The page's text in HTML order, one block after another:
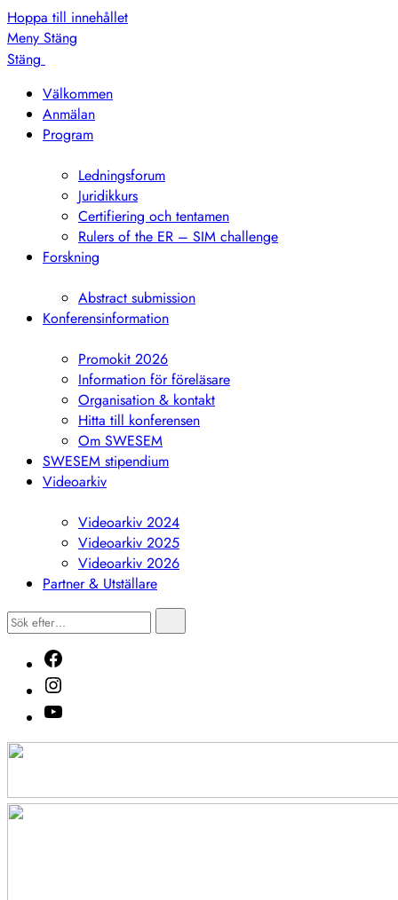
Hoppa till innehållet
Meny Stäng
Stäng
Välkommen
Anmälan
Program
undermenyLedningsforum
Juridikkurs
Certifiering och tentamen
Rulers of the ER – SIM challenge
Forskning
undermenyAbstract submission
Konferensinformation
undermenyPromokit 2026
Information för föreläsare
Organisation & kontakt
Hitta till konferensen
Om SWESEM
SWESEM stipendium
Videoarkiv
undermenyVideoarkiv 2024
Videoarkiv 2025
Videoarkiv 2026
Partner & Utställare
Sök
efter…